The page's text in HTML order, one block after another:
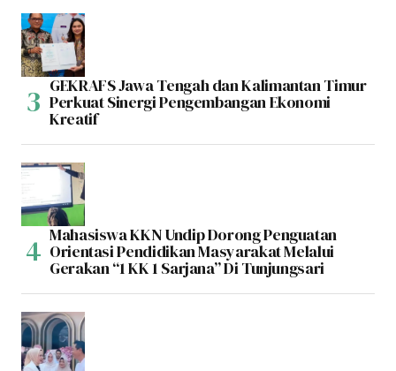
GEKRAFS Jawa Tengah dan Kalimantan Timur
Perkuat Sinergi Pengembangan Ekonomi
Kreatif
Mahasiswa KKN Undip Dorong Penguatan
Orientasi Pendidikan Masyarakat Melalui
Gerakan “1 KK 1 Sarjana” Di Tunjungsari